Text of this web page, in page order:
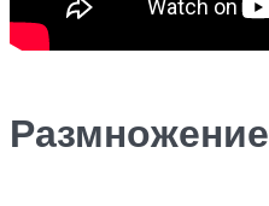
Размножение